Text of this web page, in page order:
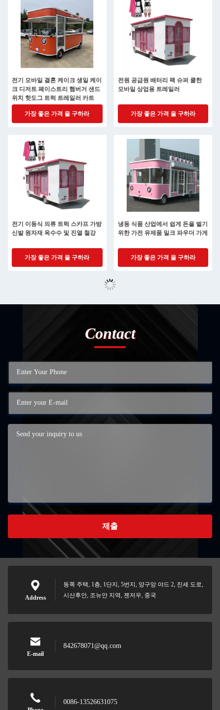
전기 모바일 결혼 케이크 생일 케이
크 디저트 페이스트리 햄버거 샌드
위치 핫도그 트럭 트레일러 카트
가장 좋은 가격 을 구하라
전원 공급원 배터리 팩 슈퍼 쿨한
모바일 상업용 트레일러
가장 좋은 가격 을 구하라
전기 이동식 의류 트럭 스카프 가방
신발 원자재 옥수수 및 진열 철강
가장 좋은 가격 을 구하라
냉동 식품 산업에서 쉽게 돈을 벌기
위한 가전 유제품 밀크 파우더 가게
가장 좋은 가격 을 구하라
Contact
제출
Address
동쪽 주택, 1층, 1단지, 5번지, 양구앙 야드 2, 진셰 도로,
시산후안, 조뉴안 지역, 젠저우, 중국
E-mail
842678071@qq.com
0086-13526631075